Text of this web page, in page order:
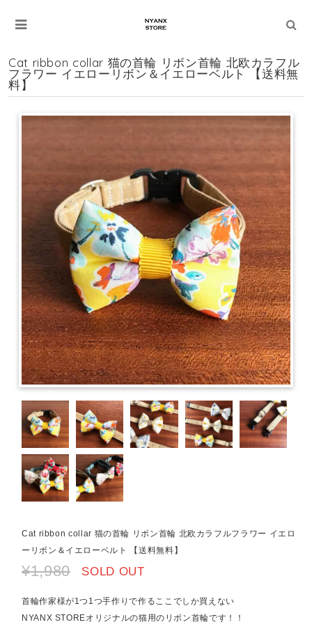
Cat ribbon collar 猫の首輪 リボン首輪 北欧カラフル
フラワー イエローリボン＆イエローベルト 【送料無
料】
Cat ribbon collar 猫の首輪 リボン首輪 北欧カラフルフラワー イエロ
ーリボン＆イエローベルト 【送料無料】
¥1,980 SOLD OUT
首輪作家様が1つ1つ手作りで作るここでしか買えない
NYANX STOREオリジナルの猫用のリボン首輪です！！